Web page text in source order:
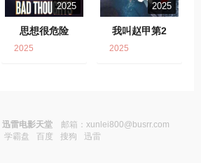
2025
思想很危险
2025
2025
我叫赵甲第2
2025
迅雷电影天堂 邮箱： xunlei800@busrr.com
学霸盘 百度 搜狗 迅雷